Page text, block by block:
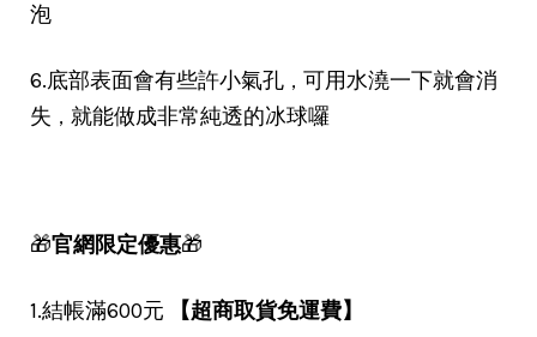
泡
6.底部表面會有些許小氣孔 ， 可用水澆一下就會消
失 ， 就能做成非常純透的冰球囉
🎁官網限定優惠🎁
1.結帳滿600元 【超商取貨免運費】